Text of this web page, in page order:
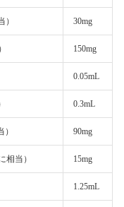
30mg
150mg
0.05mL
0.3mL
90mg
相当） 15mg
1.25mL